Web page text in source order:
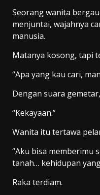
Seorang wanita
menjuntai, wajahnya
manusia.
Matanya kosong, tapi
“Apa yang kau cari,
Dengan suara
“Kekayaan.”
Wanita itu tertawa
“Aku bisa memberimu
tanah… kehidupan
Raka terdiam.